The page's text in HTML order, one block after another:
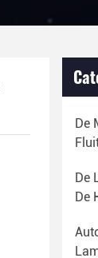
De
De
De